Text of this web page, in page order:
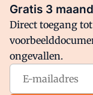
Facebook
Arbo is onderdeel
VMN media voor
Gratis 3
Direct toegang
ongevallen.